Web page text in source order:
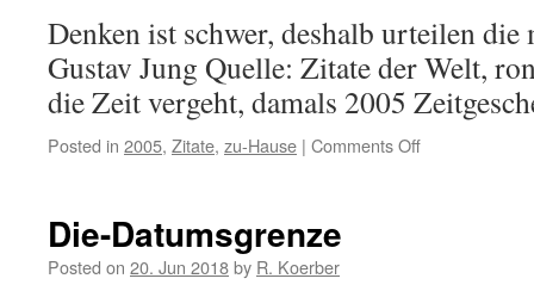
Denken ist schwer, deshalb urteilen
Gustav Jung Quelle: Zitate der Welt,
die Zeit vergeht, damals 2005
Posted in 2005, Zitate, zu-Hause | Comments Off
Die-Datumsgrenze
Posted on 20. Jun 2018by R. Koerber